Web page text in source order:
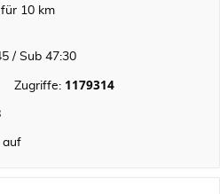
für 10 km
/ Sub 47:30
Zugriffe: 1179314
auf